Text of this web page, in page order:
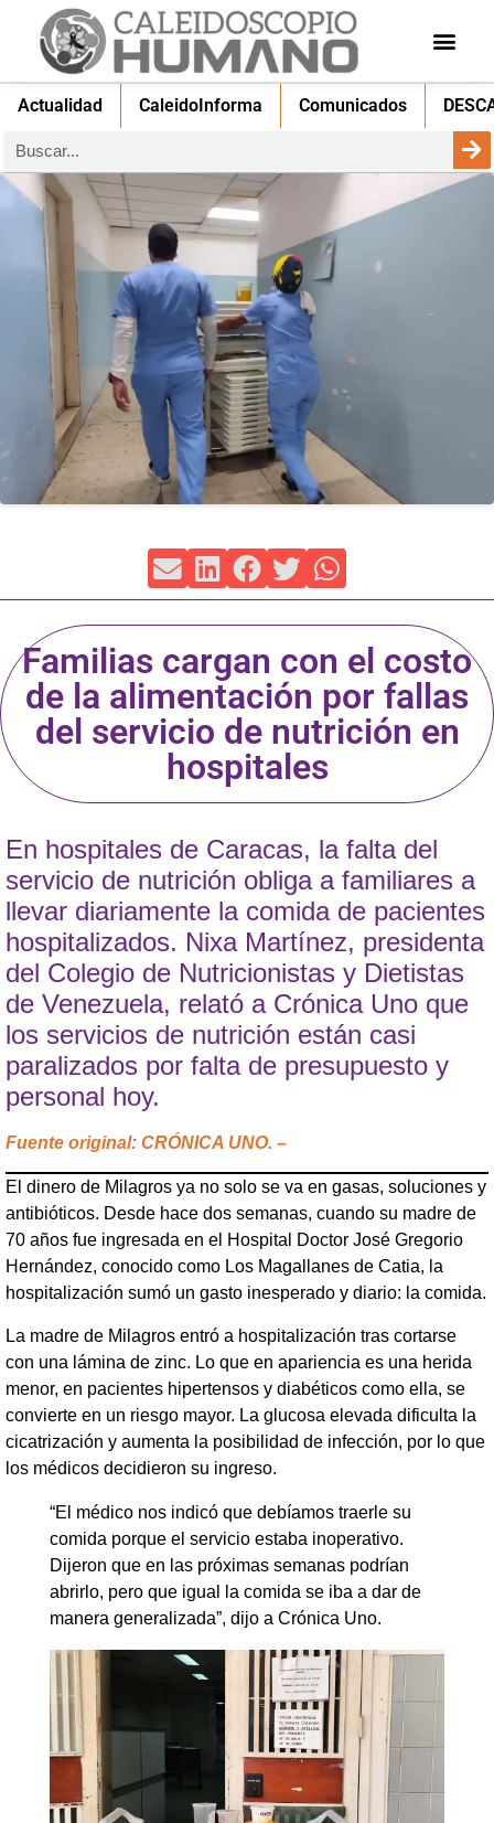
Actualidad CaleidoInforma Comunicados
Familias cargan con el costo
de la alimentación por fallas
del servicio de nutrición en
hospitales
En hospitales de Caracas, la falta del
servicio de nutrición obliga a familiares a
llevar diariamente la comida de pacientes
hospitalizados. Nixa Martínez, presidenta
del Colegio de Nutricionistas y Dietistas
de Venezuela, relató a Crónica Uno que
los servicios de nutrición están casi
paralizados por falta de presupuesto y
personal hoy.
Fuente original: CRÓNICA UNO. –
El dinero de Milagros ya no solo se va en gasas, soluciones y
antibióticos. Desde hace dos semanas, cuando su madre de
70 años fue ingresada en el Hospital Doctor José Gregorio
Hernández, conocido como Los Magallanes de Catia, la
hospitalización sumó un gasto inesperado y diario: la comida.
La madre de Milagros entró a hospitalización tras cortarse
con una lámina de zinc. Lo que en apariencia es una herida
menor, en pacientes hipertensos y diabéticos como ella, se
convierte en un riesgo mayor. La glucosa elevada dificulta la
cicatrización y aumenta la posibilidad de infección, por lo que
los médicos decidieron su ingreso.
“El médico nos indicó que debíamos traerle su
comida porque el servicio estaba inoperativo.
Dijeron que en las próximas semanas podrían
abrirlo, pero que igual la comida se iba a dar de
manera generalizada”, dijo a Crónica Uno.